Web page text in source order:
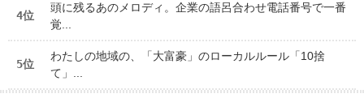
4位
頭に残るあのメロディ。企業の語呂合わせ電話番号で一番
覚...
5位
わたしの地域の、「大富豪」のローカルルール「10捨
て」...